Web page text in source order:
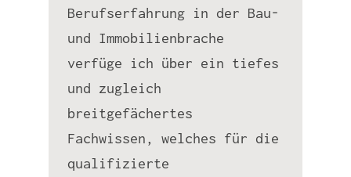
Berufserfahrung in der Bau-
und Immobilienbrache
verfüge ich über ein tiefes
und zugleich
breitgefächertes
Fachwissen, welches für die
qualifizierte